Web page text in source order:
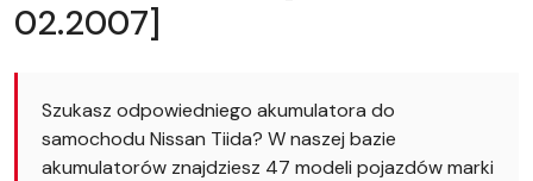
02.2007]
Szukasz odpowiedniego akumulatora do
samochodu Nissan Tiida? W naszej bazie
akumulatorów znajdziesz 47 modeli pojazdów marki